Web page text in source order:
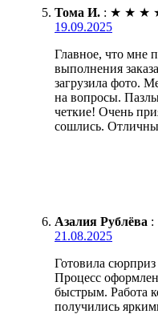
Тома И. : ★ ★ ★
19.09.2025
Главное, что мне
выполнения
загрузила фото.
на вопросы.
четкие! Очень
сошлись.
Азалия Рублёва :
21.08.2025
Готовила сюрприз
Процесс
быстрым. Работа
получились